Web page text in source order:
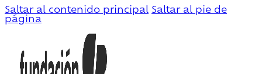
Saltar al contenido principal Saltar al pie de
página